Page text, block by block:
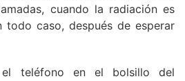
cuando la radiación es
todo caso, después de esperar
teléfono en el bolsillo del